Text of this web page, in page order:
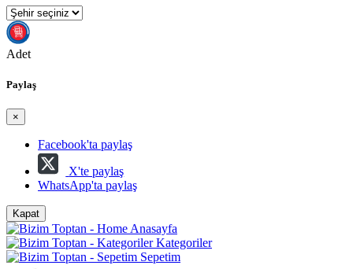
Adet
Paylaş
×
Facebook'ta paylaş
X'te paylaş
WhatsApp'ta paylaş
Kapat
Anasayfa
Kategoriler
Sepetim